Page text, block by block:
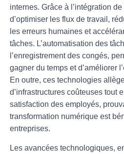
internes. Grâce à l’intégration de
d’optimiser les flux de travail ,
les erreurs humaines et
tâches. L’automatisation des
l’enregistrement des congés,
gagner du temps et d’améliorer l’
En outre, ces technologies
d’infrastructures coûteuses tout
satisfaction des employés,
transformation numérique est
entreprises.
Les avancées technologiques,